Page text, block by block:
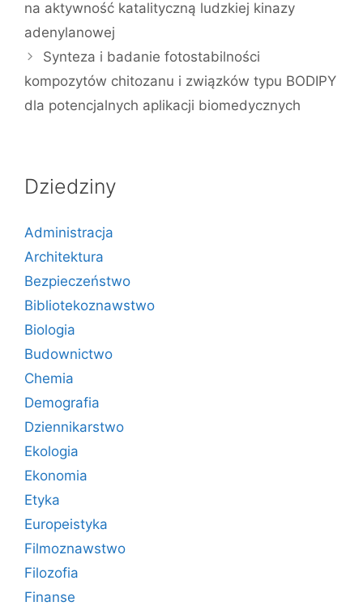
na aktywność katalityczną ludzkiej kinazy
adenylanowej
Synteza i badanie fotostabilności
kompozytów chitozanu i związków typu BODIPY
dla potencjalnych aplikacji biomedycznych
Dziedziny
Administracja
Architektura
Bezpieczeństwo
Bibliotekoznawstwo
Biologia
Budownictwo
Chemia
Demografia
Dziennikarstwo
Ekologia
Ekonomia
Etyka
Europeistyka
Filmoznawstwo
Filozofia
Finanse